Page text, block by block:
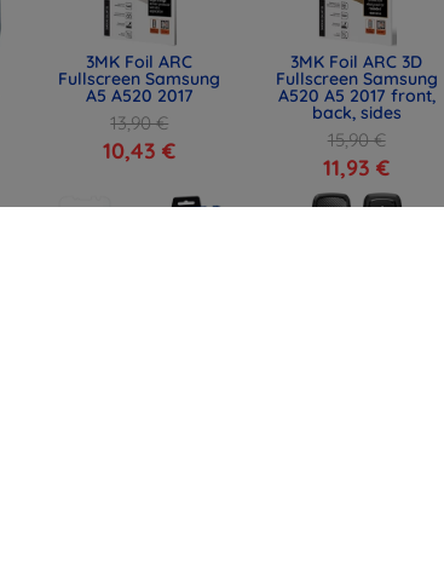
3MK Foil ARC
Fullscreen Samsung
A5 A520 2017
13,90 €
10,43 €
3MK Foil ARC 3D
Fullscreen Samsung
A520 A5 2017 front,
back, sides
15,90 €
11,93 €